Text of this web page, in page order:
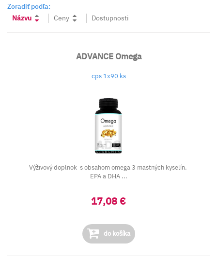
Zoradiť podľa:
Názvu
Ceny Dostupnosti
ADVANCE Omega
cps 1x90 ks
Výživový doplnok s obsahom omega 3 mastných kyselín.
EPA a DHA ...
17,08 €
do košíka